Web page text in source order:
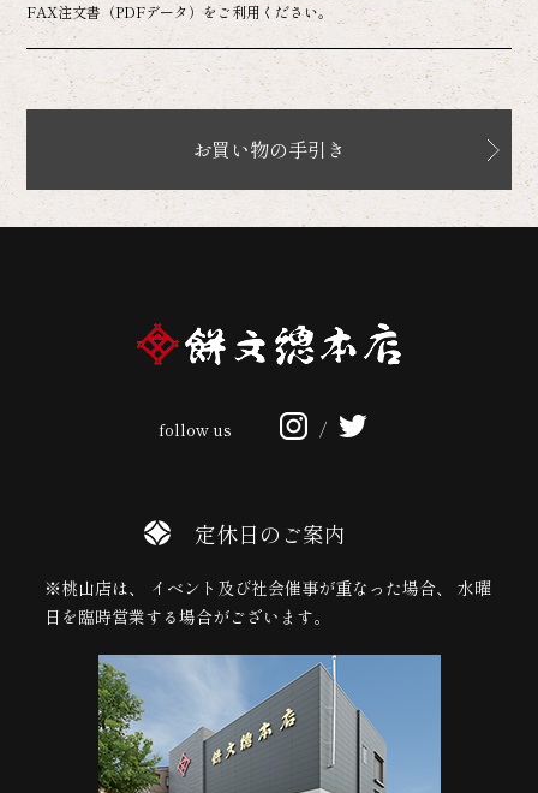
FAX注文書（PDFデータ）をご利用ください。
お買い物の手引き
follow us /
定休日のご案内
※桃山店は、 イベント及び社会催事が重なった場合、 水曜
日を臨時営業する場合がございます。